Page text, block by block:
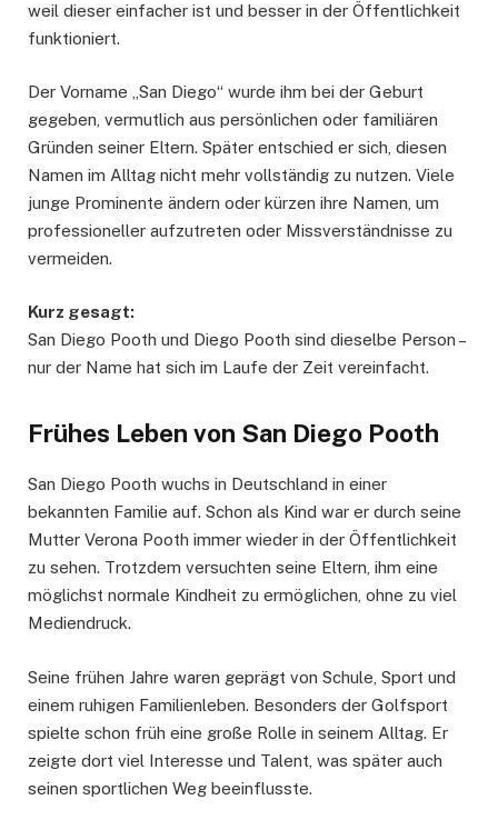
weil dieser einfacher ist und besser in der Öffentlichkeit
funktioniert.
Der Vorname „San Diego“ wurde ihm bei der Geburt
gegeben, vermutlich aus persönlichen oder familiären
Gründen seiner Eltern. Später entschied er sich, diesen
Namen im Alltag nicht mehr vollständig zu nutzen. Viele
junge Prominente ändern oder kürzen ihre Namen, um
professioneller aufzutreten oder Missverständnisse zu
vermeiden.
Kurz gesagt:
San Diego Pooth und Diego Pooth sind dieselbe Person –
nur der Name hat sich im Laufe der Zeit vereinfacht.
Frühes Leben von San Diego Pooth
San Diego Pooth wuchs in Deutschland in einer
bekannten Familie auf. Schon als Kind war er durch seine
Mutter Verona Pooth immer wieder in der Öffentlichkeit
zu sehen. Trotzdem versuchten seine Eltern, ihm eine
möglichst normale Kindheit zu ermöglichen, ohne zu viel
Mediendruck.
Seine frühen Jahre waren geprägt von Schule, Sport und
einem ruhigen Familienleben. Besonders der Golfsport
spielte schon früh eine große Rolle in seinem Alltag. Er
zeigte dort viel Interesse und Talent, was später auch
seinen sportlichen Weg beeinflusste.